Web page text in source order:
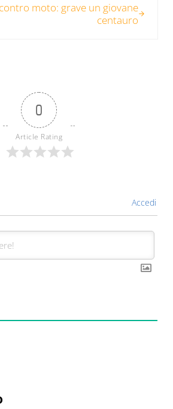
moto: grave un giovane
centauro
0
Article Rating
Accedi